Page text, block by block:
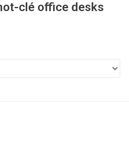
clé office desks